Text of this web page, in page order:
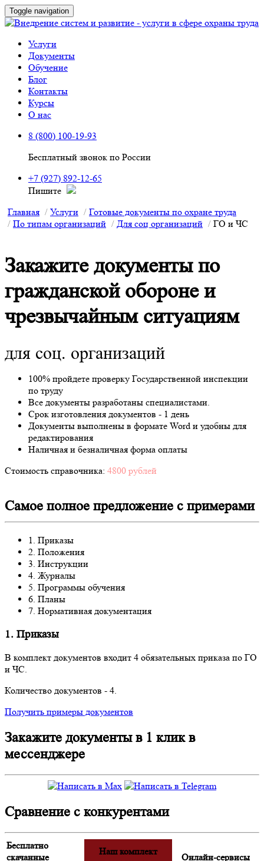
Toggle navigation
Услуги
Документы
Обучение
Блог
Контакты
Курсы
О нас
8 (800) 100-19-93
Бесплатный звонок по России
+7 (927) 892-12-65
Пишите
Главная
Услуги
Готовые документы по охране труда
По типам организаций
Для соц организаций ГО и ЧС
Закажите документы по
гражданской обороне и
чрезвычайным ситуациям
для соц. организаций
100% пройдете проверку Государственной инспекции
по труду
Все документы разработаны специалистами.
Срок изготовления документов - 1 день
Документы выполнены в формате Word и удобны для
редактирования
Наличная и безналичная форма оплаты
Стоимость справочника: 4800 рублей
Самое полное предложение с примерами
1. Приказы
2. Положения
3. Инструкции
4. Журналы
5. Программы обучения
6. Планы
7. Нормативная документация
1. Приказы
В комплект документов входит 4 обязательных приказа по ГО
и ЧС.
Количество документов - 4.
Получить примеры документов
Закажите документы в 1 клик в
мессенджере
Сравнение с конкурентами
Бесплатно
скачанные
Наш комплект
Онлайн-сервисы